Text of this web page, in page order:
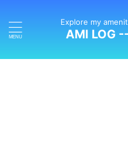
Explore my
AMI LOG